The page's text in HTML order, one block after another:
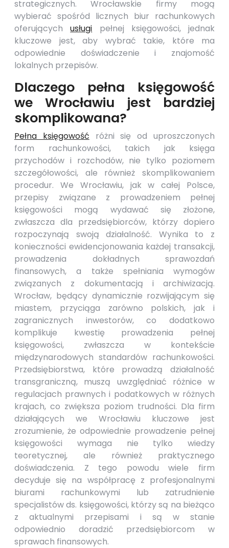
strategicznych. Wrocławskie firmy mogą
wybierać spośród licznych biur rachunkowych
oferującychusługi pełnej księgowości, jednak
kluczowe jest, aby wybrać takie, które ma
odpowiednie doświadczenie i znajomość
lokalnych przepisów.
Dlaczego pełna księgowość
we Wrocławiu jest bardziej
skomplikowana?
Pełna księgowość różni się od uproszczonych
form rachunkowości, takich jak księga
przychodów i rozchodów, nie tylko poziomem
szczegółowości, ale również skomplikowaniem
procedur. We Wrocławiu, jak w całej Polsce,
przepisy związane z prowadzeniem pełnej
księgowości mogą wydawać się złożone,
zwłaszcza dla przedsiębiorców, którzy dopiero
rozpoczynają swoją działalność. Wynika to z
konieczności ewidencjonowania każdej transakcji,
prowadzenia dokładnych sprawozdań
finansowych, a także spełniania wymogów
związanych z dokumentacją i archiwizacją.
Wrocław, będący dynamicznie rozwijającym się
miastem, przyciąga zarówno polskich, jak i
zagranicznych inwestorów, co dodatkowo
komplikuje kwestię prowadzenia pełnej
księgowości, zwłaszcza w kontekście
międzynarodowych standardów rachunkowości.
Przedsiębiorstwa, które prowadzą działalność
transgraniczną, muszą uwzględniać różnice w
regulacjach prawnych i podatkowych w różnych
krajach, co zwiększa poziom trudności. Dla firm
działających we Wrocławiu kluczowe jest
zrozumienie, że odpowiednie prowadzenie pełnej
księgowości wymaga nie tylko wiedzy
teoretycznej, ale również praktycznego
doświadczenia. Z tego powodu wiele firm
decyduje się na współpracę z profesjonalnymi
biurami rachunkowymi lub zatrudnienie
specjalistów ds. księgowości, którzy są na bieżąco
z aktualnymi przepisami i są w stanie
odpowiednio doradzić przedsiębiorcom w
sprawach finansowych.